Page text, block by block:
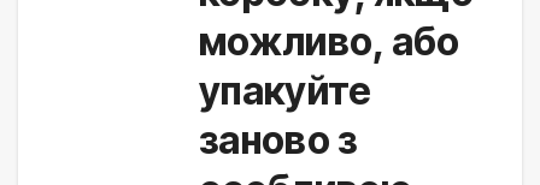
можливо, або
упакуйте
заново з